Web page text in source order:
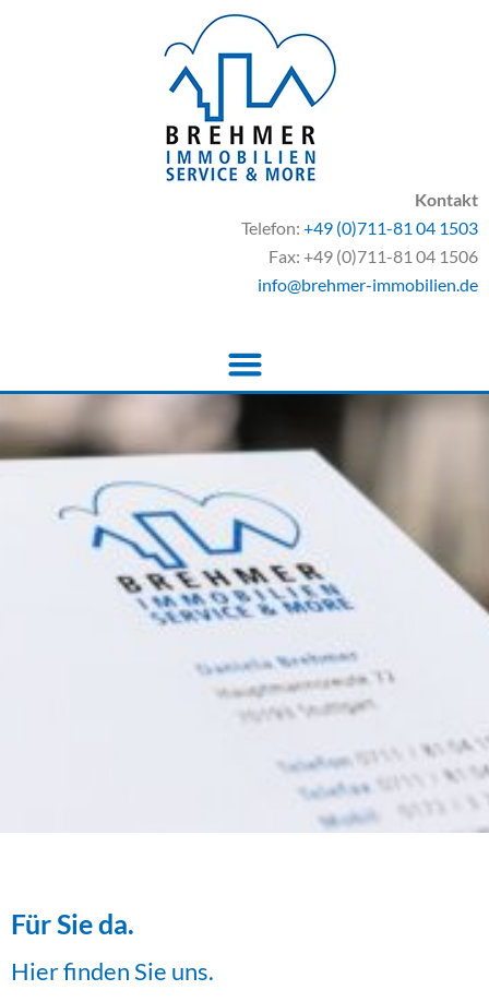
Kontakt
Telefon: +49 (0)711-81 04 1503
Fax: +49 (0)711-81 04 1506
info@brehmer-immobilien.de
Für Sie da.
Hier finden Sie uns.